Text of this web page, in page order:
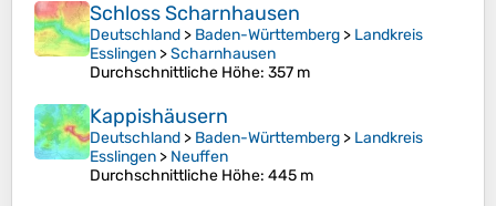
Schloss Scharnhausen
Deutschland > Baden-Württemberg > Landkreis
Esslingen >Scharnhausen
Durchschnittliche Höhe: 357 m
Kappishäusern
Deutschland > Baden-Württemberg > Landkreis
Esslingen > Neuffen
Durchschnittliche Höhe: 445 m